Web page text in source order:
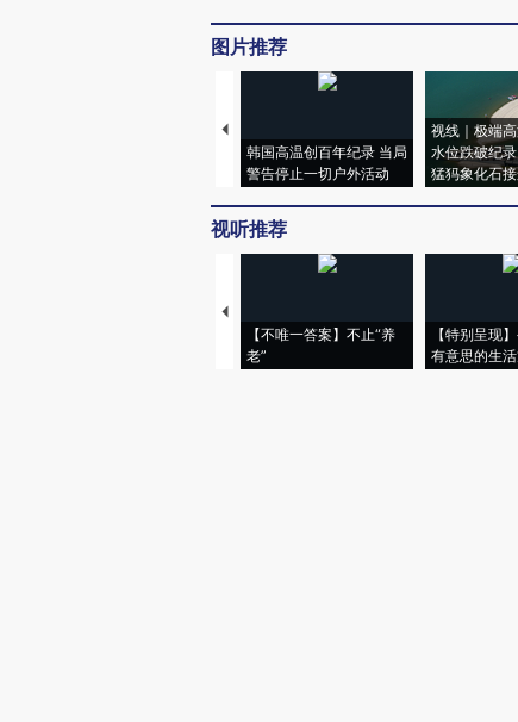
图片推荐
韩国高温创百年纪录 当局
警告停止一切户外活动
视线｜极端
水位跌破纪
猛犸象化石
视听推荐
【不唯一答案】不止“养
老”
【特别呈现
有意思的生